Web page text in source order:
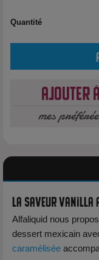
Quantité
Ajouter à
mes
La saveur Vanilla
Alfaliquid nous
dessert mexicain
caramélisée